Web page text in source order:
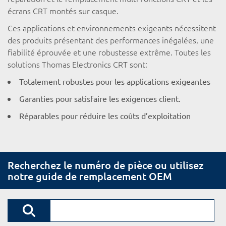
écrans CRT montés sur casque.
Ces applications et environnements exigeants nécessitent
des produits présentant des performances inégalées, une
fiabilité éprouvée et une robustesse extrême. Toutes les
solutions Thomas Electronics CRT sont:
Totalement robustes pour les applications exigeantes
Garanties pour satisfaire les exigences client.
Réparables pour réduire les coûts d’exploitation
Recherchez le numéro de pièce ou utilisez
notre guide de remplacement OEM